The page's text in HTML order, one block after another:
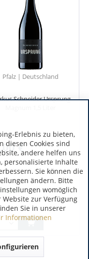
Pfalz | Deutschland
Schneider Ursprung
€
(17,33 € / 1 Liter)
4636M
Erlebnis zu bieten,
diesen Cookies sind
andere helfen uns
personalisierte Inhalte
Sie können die
ändern. Bitte
womöglich
zur Verfügung
Sie in unserer
Informationen